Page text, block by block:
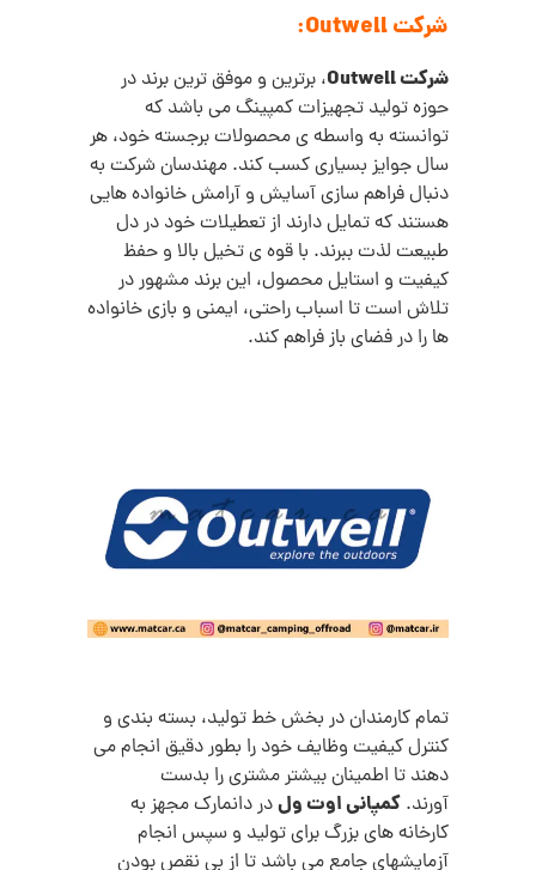
شرکت Outwell:
شرکت Outwell
، برترین و موفق ترین برند در
حوزه تولید تجهیزات کمپینگ می باشد که
توانسته به واسطه ی محصولات برجسته خود، هر
سال جوایز بسیاری کسب کند. مهندسان شرکت به
دنبال فراهم سازی آسایش و آرامش خانواده هایی
هستند که تمایل دارند از تعطیلات خود در دل
طبیعت لذت ببرند. با قوه ی تخیل بالا و حفظ
کیفیت و استایل محصول، این برند مشهور در
تلاش است تا اسباب راحتی، ایمنی و بازی خانواده
ها را در فضای باز فراهم کند.
تمام کارمندان در بخش خط تولید، بسته بندی و
کنترل کیفیت وظایف خود را بطور دقیق انجام می
دهند تا اطمینان بیشتر مشتری را بدست
آورند. کمپانی اوت ولدر دانمارک مجهز به
کارخانه های بزرگ برای تولید و سپس انجام
آزمایشهای جامع می باشد تا از بی نقص بودن